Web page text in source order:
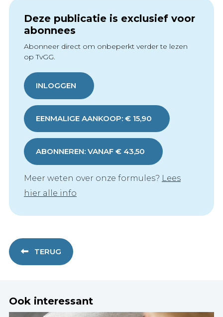
Deze publicatie is exclusief voor
abonnees
Abonneer direct om onbeperkt verder te lezen
op TvGG.
INLOGGEN
EENMALIGE AANKOOP: € 15,90
ABONNEREN: VANAF € 43,50
Meer weten over onze formules? Lees
hier alle info
TERUG
Ook interessant